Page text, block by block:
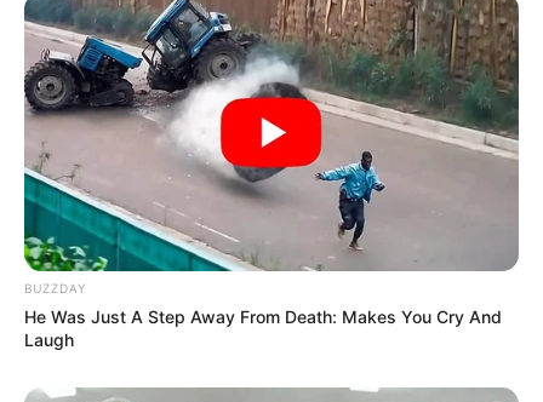
BUZZDAY
He Was Just A Step Away From Death: Makes You Cry And
Laugh